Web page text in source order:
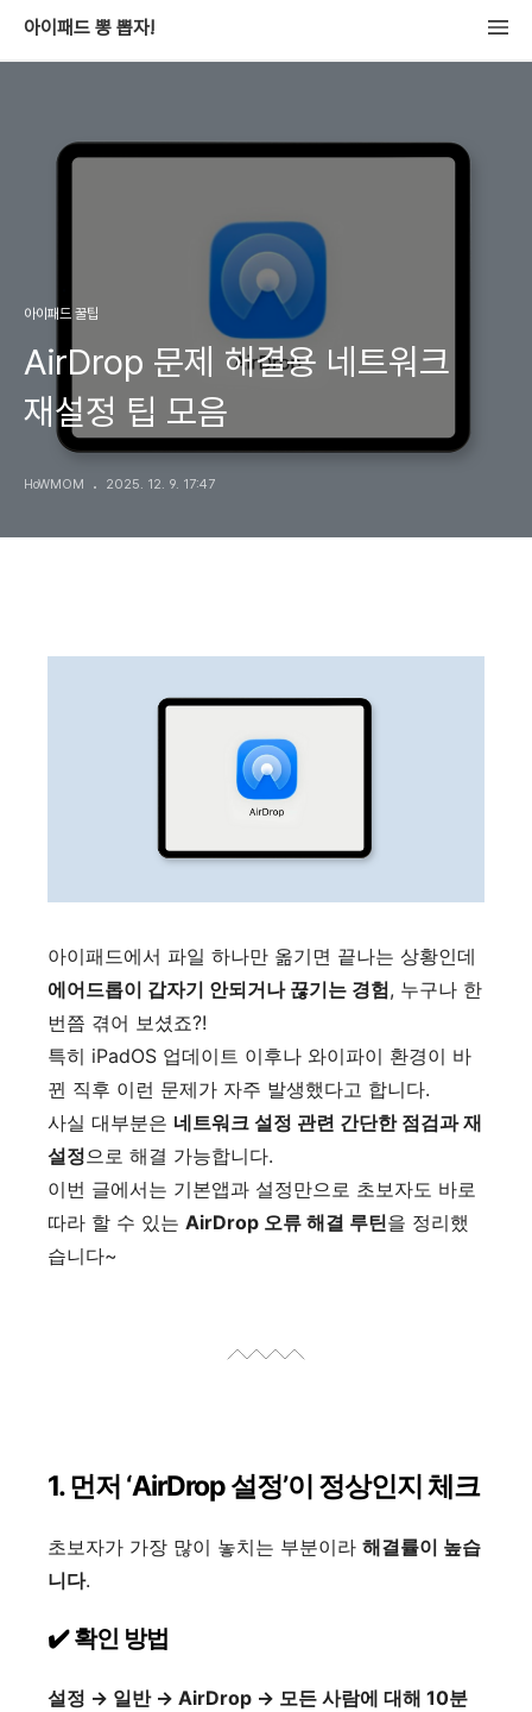
아이패드 뽕 뽑자!
아이패드 꿀팁
AirDrop 문제 해결용 네트워크
재설정 팁 모음
HoWMOM 2025. 12. 9. 17:47
아이패드에서 파일 하나만 옮기면 끝나는 상황인데
에어드롭이 갑자기 안되거나 끊기는 경험, 누구나 한
번쯤 겪어 보셨죠?!
특히 iPadOS 업데이트 이후나 와이파이 환경이 바
뀐 직후 이런 문제가 자주 발생했다고 합니다.
사실 대부분은 네트워크 설정 관련 간단한 점검과 재
설정으로 해결 가능합니다.
이번 글에서는 기본앱과 설정만으로 초보자도 바로
따라 할 수 있는 AirDrop 오류 해결 루틴을 정리했
습니다~
1. 먼저 ‘AirDrop 설정’이 정상인지 체크
초보자가 가장 많이 놓치는 부분이라 해결률이 높습
니다.
✔️ 확인 방법
설정 → 일반 → AirDrop → 모든 사람에 대해 10분